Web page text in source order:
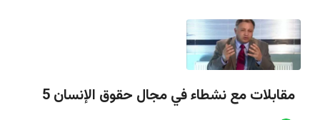
مقابلات مع نشطاء في مجال حقوق الإنسان 5